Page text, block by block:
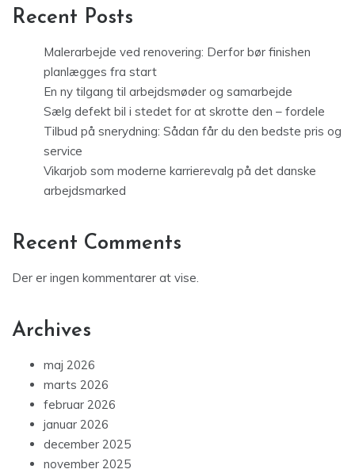
Recent Posts
Malerarbejde ved renovering: Derfor bør finishen
planlægges fra start
En ny tilgang til arbejdsmøder og samarbejde
Sælg defekt bil i stedet for at skrotte den – fordele
Tilbud på snerydning: Sådan får du den bedste pris og
service
Vikarjob som moderne karrierevalg på det danske
arbejdsmarked
Recent Comments
Der er ingen kommentarer at vise.
Archives
maj 2026
marts 2026
februar 2026
januar 2026
december 2025
november 2025